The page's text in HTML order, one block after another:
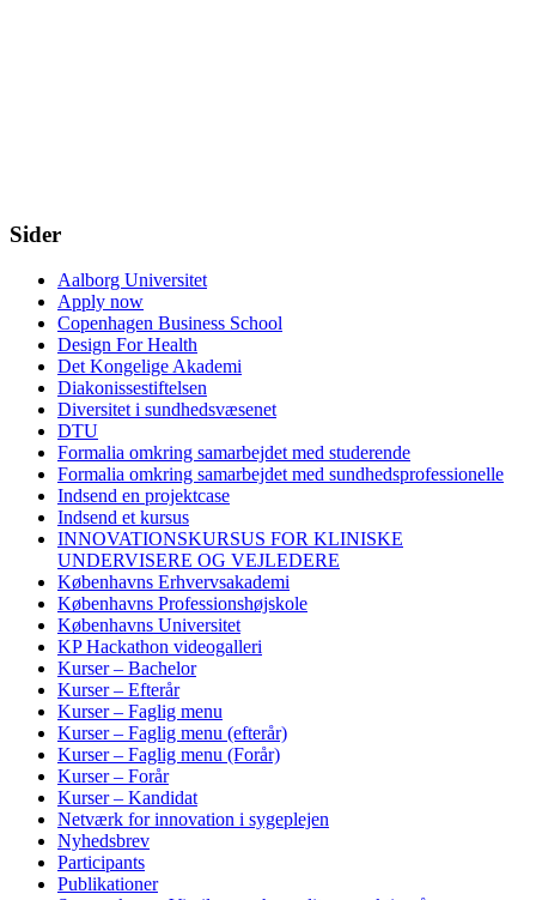
Sider
Aalborg Universitet
Apply now
Copenhagen Business School
Design For Health
Det Kongelige Akademi
Diakonissestiftelsen
Diversitet i sundhedsvæsenet
DTU
Formalia omkring samarbejdet med studerende
Formalia omkring samarbejdet med sundhedsprofessionelle
Indsend en projektcase
Indsend et kursus
INNOVATIONSKURSUS FOR KLINISKE
UNDERVISERE OG VEJLEDERE
Københavns Erhvervsakademi
Københavns Professionshøjskole
Københavns Universitet
KP Hackathon videogalleri
Kurser – Bachelor
Kurser – Efterår
Kurser – Faglig menu
Kurser – Faglig menu (efterår)
Kurser – Faglig menu (Forår)
Kurser – Forår
Kurser – Kandidat
Netværk for innovation i sygeplejen
Nyhedsbrev
Participants
Publikationer